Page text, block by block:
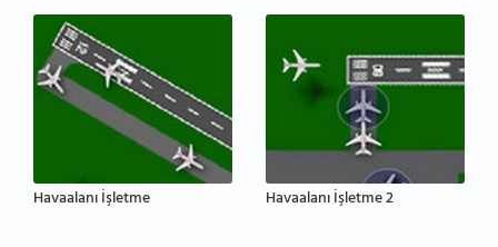
Havaalanı İşletme Havaalanı İşletme 2